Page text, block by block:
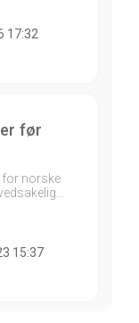
17:32
før
for norske
15:37